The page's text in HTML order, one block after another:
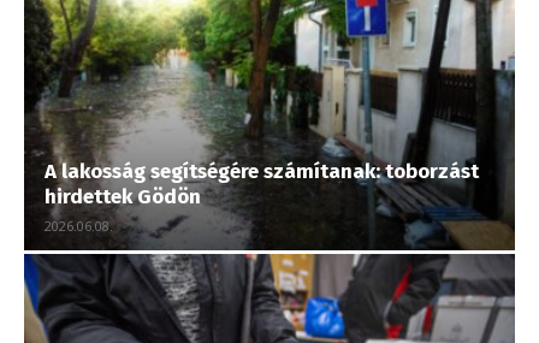
A lakosság segítségére számítanak: toborzást
hirdettek Gödön
2026.06.08.